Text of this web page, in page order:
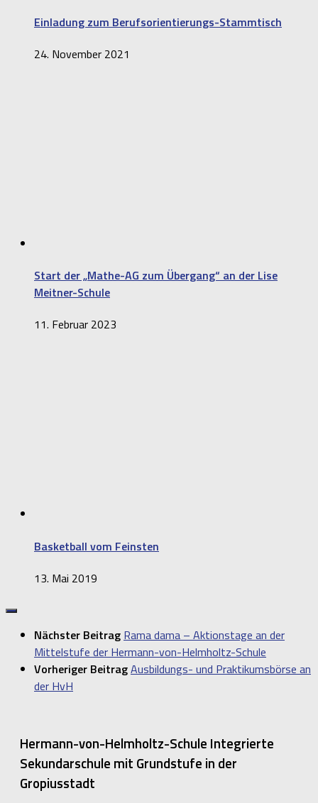
Einladung zum Berufsorientierungs-Stammtisch
24. November 2021
Start der „Mathe-AG zum Übergang“ an der Lise
Meitner-Schule
11. Februar 2023
Basketball vom Feinsten
13. Mai 2019
Nächster Beitrag Rama dama – Aktionstage an der
Mittelstufe der Hermann-von-Helmholtz-Schule
Vorheriger BeitragAusbildungs- und Praktikumsbörse an
der HvH
Hermann-von-Helmholtz-Schule Integrierte
Sekundarschule mit Grundstufe in der
Gropiusstadt